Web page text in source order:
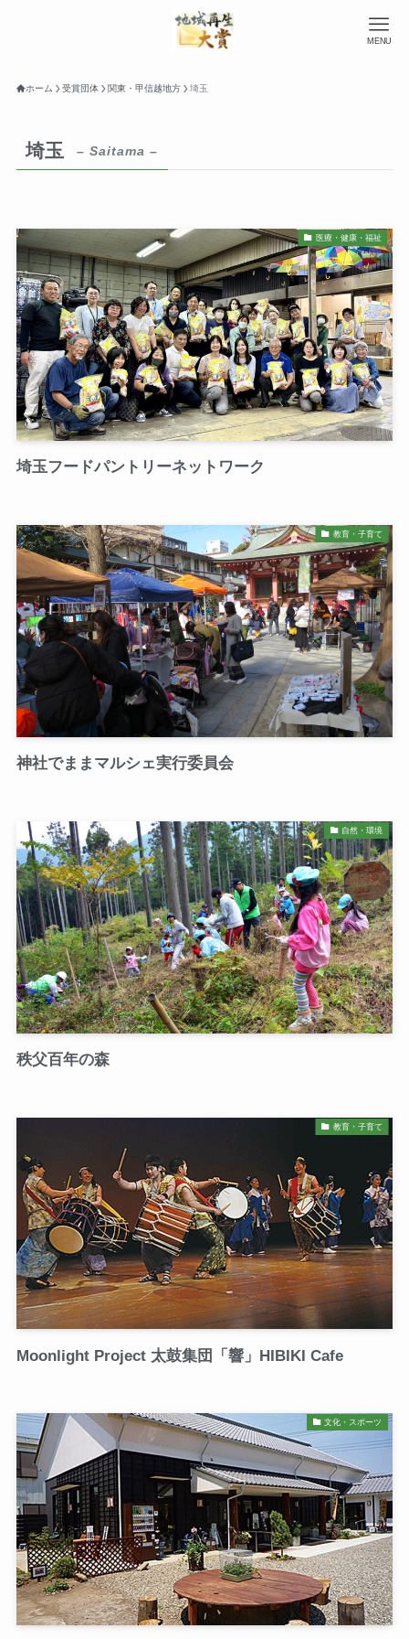
MENU
ホーム 受賞団体 関東・甲信越地方 埼玉
埼玉 – Saitama –
医療・健康・福祉
埼玉フードパントリーネットワーク
教育・子育て
神社でままマルシェ実行委員会
自然・環境
秩父百年の森
教育・子育て
Moonlight Project 太鼓集団「響」HIBIKI Cafe
文化・スポーツ